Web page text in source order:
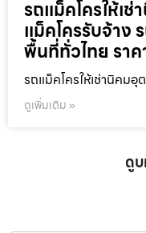
รถแม็คโครให้เ
แม็คโครรับจ้าง
พื้นที่ทั่วไทย รา
รถแม็คโครให้เช่านิคมอุ
ดูเพิ่มเติม »
ดู